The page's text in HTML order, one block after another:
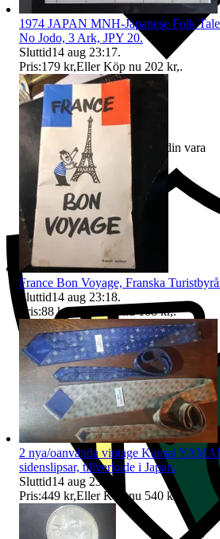
Ersättning om du inte får din vara
1974 JAPAN MNH-Japanese Folk
No Jodo, 3 Ark, JPY 20.
Sluttid14 aug 23:17.
Pris:179 kr,Eller Köp nu 202 kr,.
France Bon Voyage, Franska
Sluttid14 aug 23:18.
Pris:88 kr,Eller Köp nu 108 kr,.
2 nya/oanvända vintage Kansai
sidenslipsar, tillverkade i Japan.
Sluttid14 aug 23:20
Pris:449 kr,Eller Köp nu 540 kr .